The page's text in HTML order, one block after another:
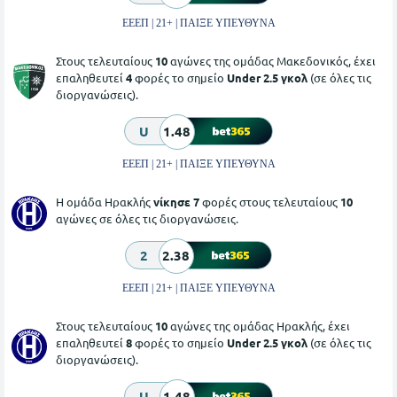
ΕΕΕΠ | 21+ | ΠΑΙΞΕ ΥΠΕΥΘΥΝΑ
Στους τελευταίους 10αγώνες της ομάδας Μακεδονικός, έχει
επαληθευτεί 4φορές το σημείο Under 2.5 γκολ (σε όλες τις
διοργανώσεις).
U 1.48
ΕΕΕΠ | 21+ | ΠΑΙΞΕ ΥΠΕΥΘΥΝΑ
Η ομάδα Ηρακλήςνίκησε 7φορές στους τελευταίους 10
αγώνες σε όλες τις διοργανώσεις.
2 2.38
ΕΕΕΠ | 21+ | ΠΑΙΞΕ ΥΠΕΥΘΥΝΑ
Στους τελευταίους 10αγώνες της ομάδας Ηρακλής, έχει
επαληθευτεί 8φορές το σημείο Under 2.5 γκολ (σε όλες τις
διοργανώσεις).